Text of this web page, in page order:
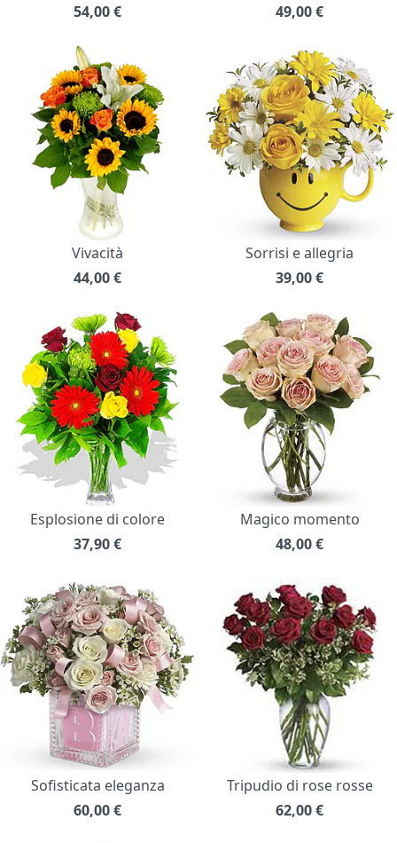
54,00€ 49,00€
Vivacità
44,00€
Sorrisi e allegria
39,00€
Esplosione di colore
37,90€
Magico momento
48,00€
Sofisticata eleganza
60,00€
Tripudio di rose rosse
62,00€